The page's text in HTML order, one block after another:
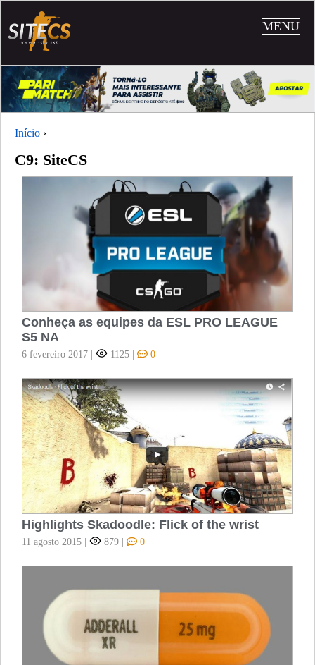
MENU
Início ›
C9: SiteCS
Conheça as equipes da ESL PRO LEAGUE
S5 NA
6 fevereiro 2017 | 1125 | 0
Highlights Skadoodle: Flick of the wrist
11 agosto 2015 | 879 | 0